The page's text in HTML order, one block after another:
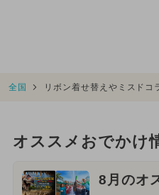
全国 リボン着せ替えやミスド
オススメおでかけ
8月のオ